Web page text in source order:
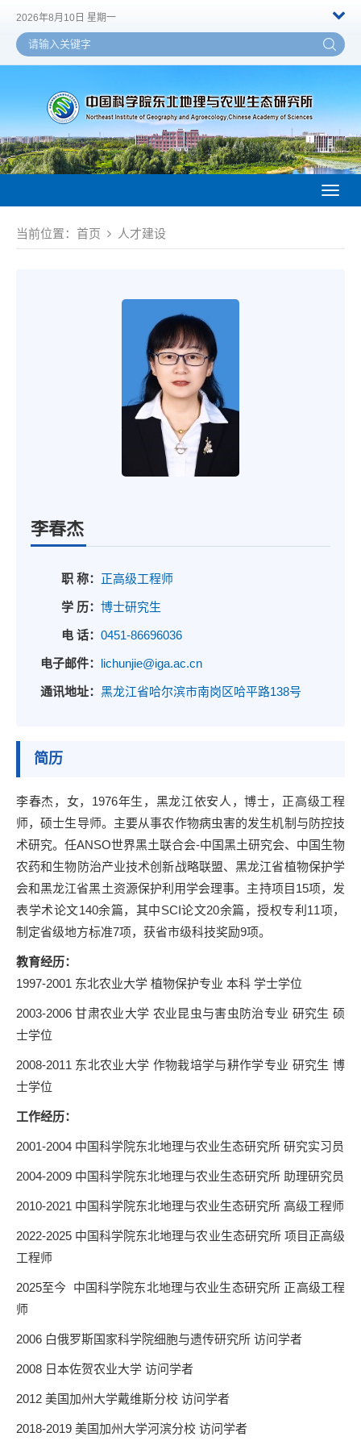
2026年8月10日 星期一
当前位置： 首页 人才建设
李春杰
职 称： 正高级工程师
学 历： 博士研究生
电 话： 0451-86696036
电子邮件： lichunjie@iga.ac.cn
通讯地址： 黑龙江省哈尔滨市南岗区哈平路138号
简历
李春杰，女，1976年生，黑龙江依安人，博士，正高级工程
师，硕士生导师。主要从事农作物病虫害的发生机制与防控技
术研究。任ANSO世界黑土联合会-中国黑土研究会、中国生物
农药和生物防治产业技术创新战略联盟、黑龙江省植物保护学
会和黑龙江省黑土资源保护利用学会理事。主持项目15项，发
表学术论文140余篇，其中SCI论文20余篇，授权专利11项，
制定省级地方标准7项，获省市级科技奖励9项。
教育经历：
1997-2001 东北农业大学 植物保护专业 本科 学士学位
2003-2006 甘肃农业大学 农业昆虫与害虫防治专业 研究生 硕
士学位
2008-2011 东北农业大学 作物栽培学与耕作学专业 研究生 博
士学位
工作经历：
2001-2004 中国科学院东北地理与农业生态研究所 研究实习员
2004-2009 中国科学院东北地理与农业生态研究所 助理研究员
2010-2021 中国科学院东北地理与农业生态研究所 高级工程师
2022-2025 中国科学院东北地理与农业生态研究所 项目正高级
工程师
2025至今 中国科学院东北地理与农业生态研究所 正高级工程
师
2006 白俄罗斯国家科学院细胞与遗传研究所 访问学者
2008 日本佐贺农业大学 访问学者
2012 美国加州大学戴维斯分校 访问学者
2018-2019 美国加州大学河滨分校 访问学者